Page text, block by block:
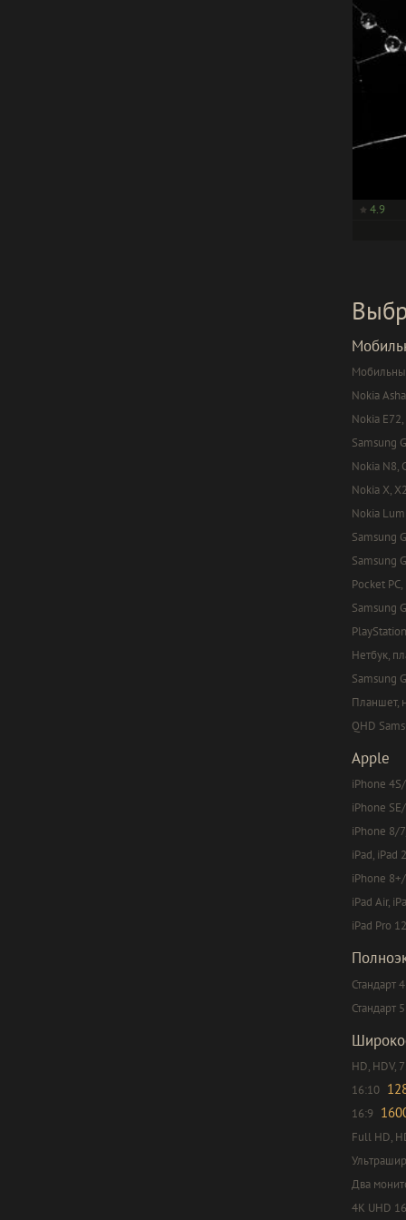
4.9
Nokia
Nokia
Samsung
Nokia N8,
Nokia X,
Nokia
Samsung
Samsung
Pocket
Samsung
Нетбук,
Samsung
Планшет,
QHD
Apple
iPhone
iPhone
iPhone 8/
iPad, iPad
iPhone
iPad Air,
iPad Pro
Стандарт
Стандарт
HD, HDV,
16:10
16:9
Full HD,
Два
4K UHD